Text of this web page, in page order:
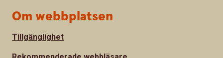
Om webbplatsen
Tillgänglighet